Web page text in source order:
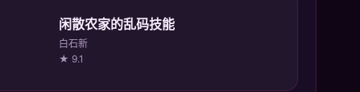
闲散农家的乱码技能
白石新
★ 9.1